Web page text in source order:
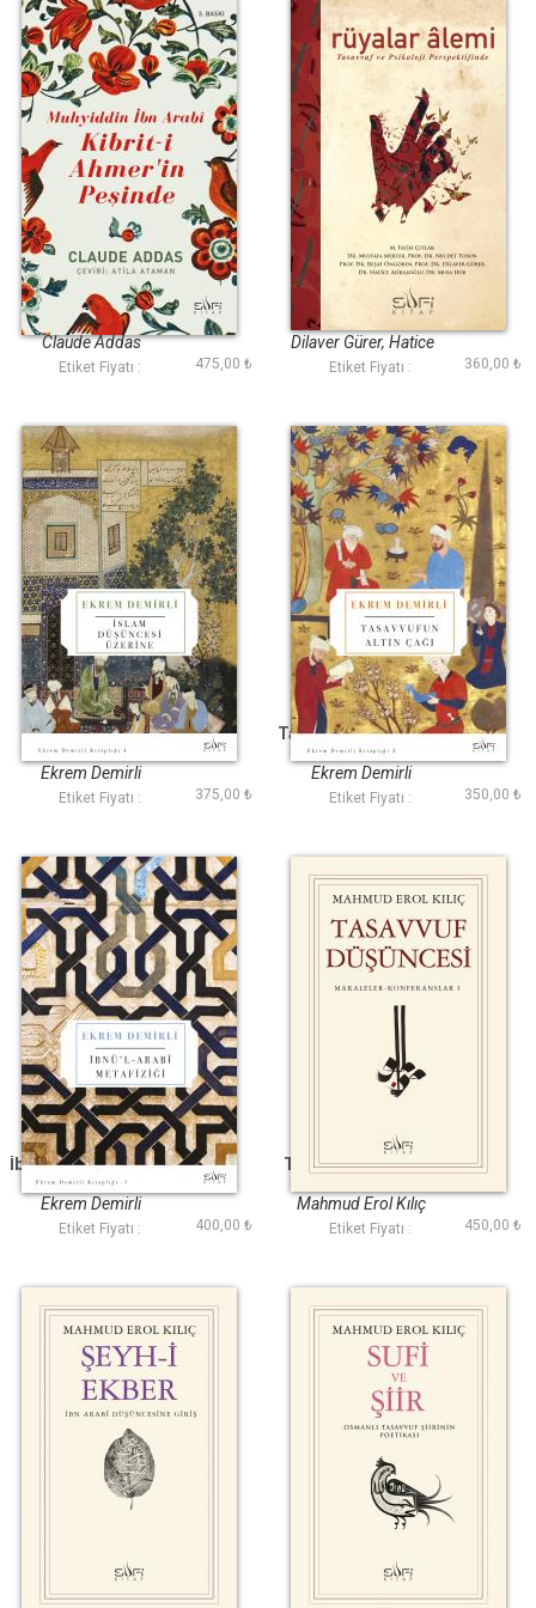
Kibriti Ahmerin
Peşinde
Claude Addas
Etiket Fiyatı : 475,00 ₺
Rüyalar Alemi
Dilaver Gürer, Hatice
Alibaşoğlu, M. Fatih
Öngören
Etiket Fiyatı : 360,00 ₺
İslam Düşüncesi
Üzerine
Ekrem Demirli
Etiket Fiyatı : 375,00 ₺
Tasavvufun Altın Çağı
Ekrem Demirli
Etiket Fiyatı : 350,00 ₺
İbnül Arabı Metafiziği
Ekrem Demirli
Etiket Fiyatı : 400,00 ₺
Tasavvuf Düşüncesi
Mahmud Erol Kılıç
Etiket Fiyatı : 450,00 ₺
Şeyhi Ekber Sufi ve Şiir